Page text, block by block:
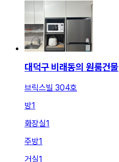
대덕구 비래동의 원룸건물
브릭스빌 304호
방1
화장실1
주방1
거실1